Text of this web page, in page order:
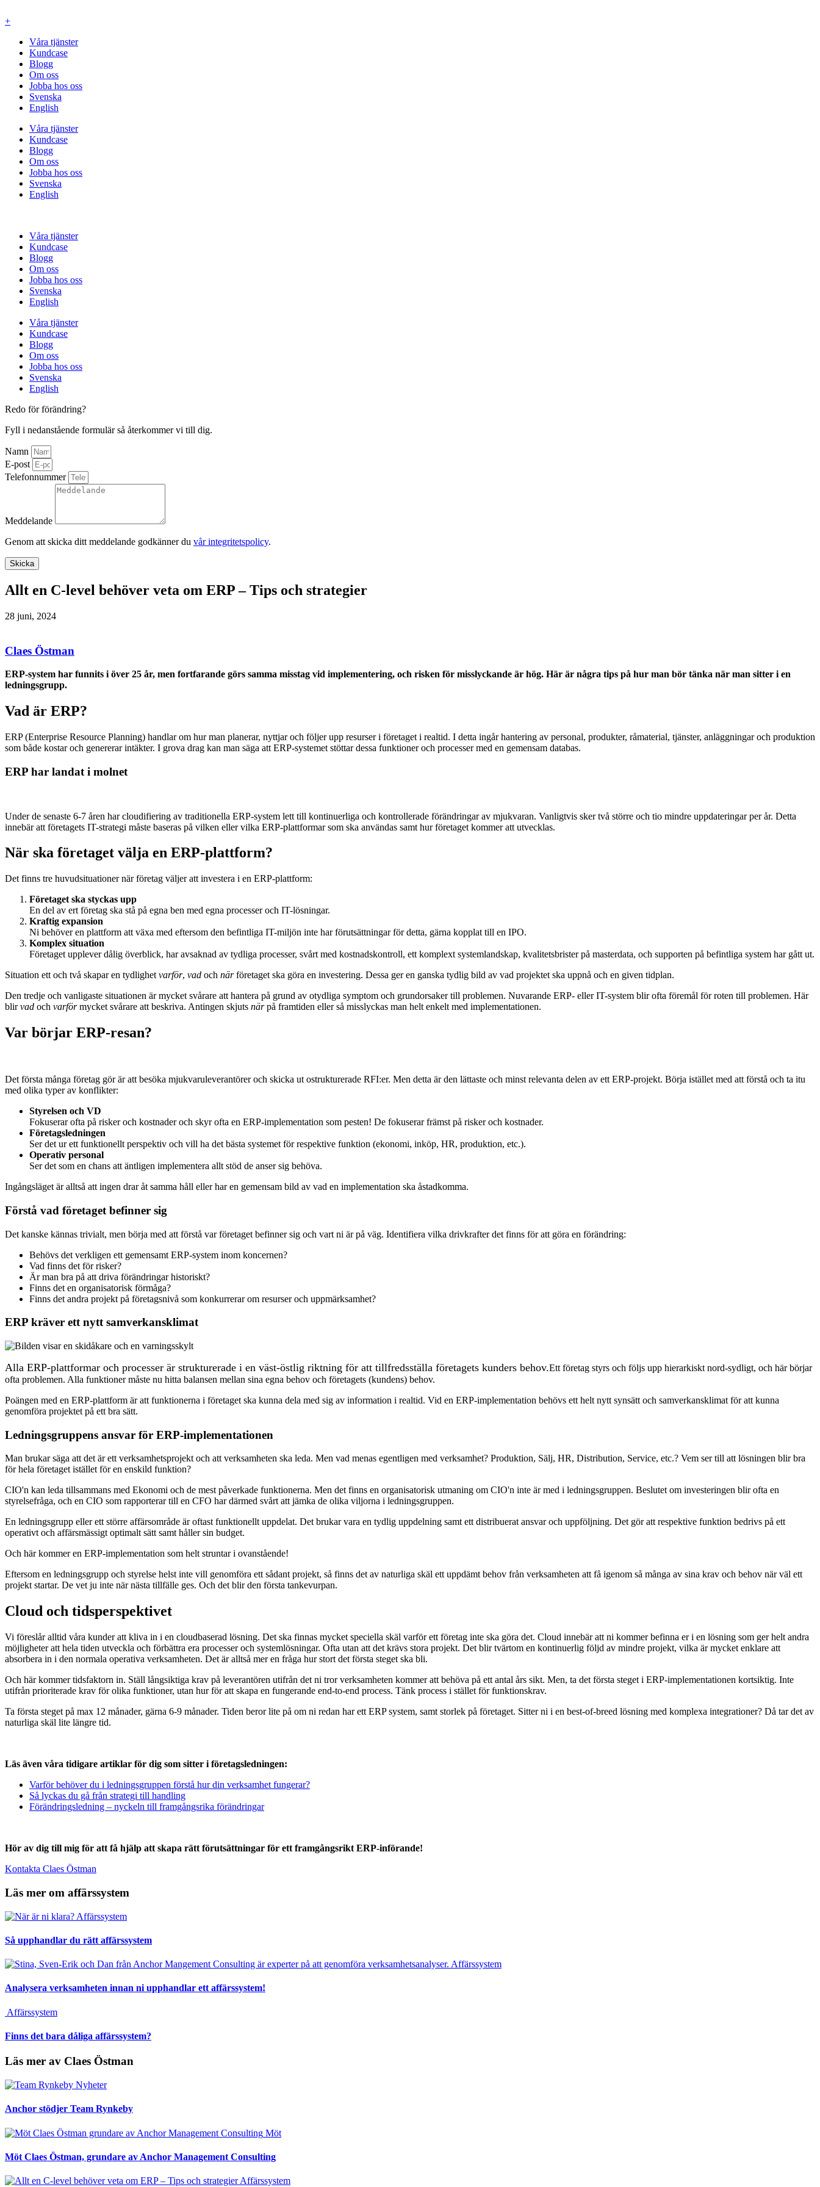
till
+
Våra tjänster
Kundcase
Blogg
Om oss
Jobba hos oss
Svenska
English
Våra tjänster
Kundcase
Blogg
Om oss
Jobba hos oss
Svenska
English
Våra tjänster
Kundcase
Blogg
Om oss
Jobba hos oss
Svenska
English
Våra tjänster
Kundcase
Blogg
Om oss
Jobba hos oss
Svenska
English
Redo för förändring?
Fyll i nedanstående formulär så återkommer vi till dig.
Namn
E-post
Telefonnummer
Meddelande
Genom att skicka ditt meddelande godkänner du vår integritetspolicy.
Skicka
Allt en C-level behöver veta om ERP – Tips och strategier
28 juni, 2024
Claes Östman
ERP-system har funnits i över 25 år, men fortfarande görs samma misstag vid implementering, och risken för misslyckande är hög. Här är några tips på hur man bör tänka när man sitter i en
ledningsgrupp.
Vad är ERP?
ERP (Enterprise Resource Planning) handlar om hur man planerar, nyttjar och följer upp resurser i företaget i realtid. I detta ingår hantering av personal, produkter, råmaterial, tjänster, anläggningar och produktion
som både kostar och genererar intäkter. I grova drag kan man säga att ERP-systemet stöttar dessa funktioner och processer med en gemensam databas.
ERP har landat i molnet
Under de senaste 6-7 åren har cloudifiering av traditionella ERP-system lett till kontinuerliga och kontrollerade förändringar av mjukvaran. Vanligtvis sker två större och tio mindre uppdateringar per år. Detta
innebär att företagets IT-strategi måste baseras på vilken eller vilka ERP-plattformar som ska användas samt hur företaget kommer att utvecklas.
När ska företaget välja en ERP-plattform?
Det finns tre huvudsituationer när företag väljer att investera i en ERP-plattform:
Företaget ska styckas upp
En del av ert företag ska stå på egna ben med egna processer och IT-lösningar.
Kraftig expansion
Ni behöver en plattform att växa med eftersom den befintliga IT-miljön inte har förutsättningar för detta, gärna kopplat till en IPO.
Komplex situation
Företaget upplever dålig överblick, har avsaknad av tydliga processer, svårt med kostnadskontroll, ett komplext systemlandskap, kvalitetsbrister på masterdata, och supporten på befintliga system har gått ut.
Situation ett och två skapar en tydlighet varför, vad och närföretaget ska göra en investering. Dessa ger en ganska tydlig bild av vad projektet ska uppnå och en given tidplan.
Den tredje och vanligaste situationen är mycket svårare att hantera på grund av otydliga symptom och grundorsaker till problemen. Nuvarande ERP- eller IT-system blir ofta föremål för roten till problemen. Här
blirvad och varförmycket svårare att beskriva. Antingen skjuts närpå framtiden eller så misslyckas man helt enkelt med implementationen.
Var börjar ERP-resan?
Det första många företag gör är att besöka mjukvaruleverantörer och skicka ut ostrukturerade RFI:er. Men detta är den lättaste och minst relevanta delen av ett ERP-projekt. Börja istället med att förstå och ta itu
med olika typer av konflikter:
Styrelsen och VD
Fokuserar ofta på risker och kostnader och skyr ofta en ERP-implementation som pesten! De fokuserar främst på risker och kostnader.
Företagsledningen
Ser det ur ett funktionellt perspektiv och vill ha det bästa systemet för respektive funktion (ekonomi, inköp, HR, produktion, etc.).
Operativ personal
Ser det som en chans att äntligen implementera allt stöd de anser sig behöva.
Ingångsläget är alltså att ingen drar åt samma håll eller har en gemensam bild av vad en implementation ska åstadkomma.
Förstå vad företaget befinner sig
Det kanske kännas trivialt, men börja med att förstå var företaget befinner sig och vart ni är på väg. Identifiera vilka drivkrafter det finns för att göra en förändring:
Behövs det verkligen ett gemensamt ERP-system inom koncernen?
Vad finns det för risker?
Är man bra på att driva förändringar historiskt?
Finns det en organisatorisk förmåga?
Finns det andra projekt på företagsnivå som konkurrerar om resurser och uppmärksamhet?
ERP kräver ett nytt samverkansklimat
Alla ERP-plattformar och processer är strukturerade i en väst-östlig riktning för att tillfredsställa företagets kunders behov.Ett företag styrs och följs upp hierarkiskt nord-sydligt, och här börjar
ofta problemen. Alla funktioner måste nu hitta balansen mellan sina egna behov och företagets (kundens) behov.
Poängen med en ERP-plattform är att funktionerna i företaget ska kunna dela med sig av information i realtid. Vid en ERP-implementation behövs ett helt nytt synsätt och samverkansklimat för att kunna
genomföra projektet på ett bra sätt.
Ledningsgruppens ansvar för ERP-implementationen
Man brukar säga att det är ett verksamhetsprojekt och att verksamheten ska leda. Men vad menas egentligen med verksamhet? Produktion, Sälj, HR, Distribution, Service, etc.? Vem ser till att lösningen blir bra
för hela företaget istället för en enskild funktion?
CIO'n kan leda tillsammans med Ekonomi och de mest påverkade funktionerna. Men det finns en organisatorisk utmaning om CIO'n inte är med i ledningsgruppen. Beslutet om investeringen blir ofta en
styrelsefråga, och en CIO som rapporterar till en CFO har därmed svårt att jämka de olika viljorna i ledningsgruppen.
En ledningsgrupp eller ett större affärsområde är oftast funktionellt uppdelat. Det brukar vara en tydlig uppdelning samt ett distribuerat ansvar och uppföljning. Det gör att respektive funktion bedrivs på ett
operativt och affärsmässigt optimalt sätt samt håller sin budget.
Och här kommer en ERP-implementation som helt struntar i ovanstående!
Eftersom en ledningsgrupp och styrelse helst inte vill genomföra ett sådant projekt, så finns det av naturliga skäl ett uppdämt behov från verksamheten att få igenom så många av sina krav och behov när väl ett
projekt startar. De vet ju inte när nästa tillfälle ges. Och det blir den första tankevurpan.
Cloud och tidsperspektivet
Vi föreslår alltid våra kunder att kliva in i en cloudbaserad lösning. Det ska finnas mycket speciella skäl varför ett företag inte ska göra det. Cloud innebär att ni kommer befinna er i en lösning som ger helt andra
möjligheter att hela tiden utveckla och förbättra era processer och systemlösningar. Ofta utan att det krävs stora projekt. Det blir tvärtom en kontinuerlig följd av mindre projekt, vilka är mycket enklare att
absorbera in i den normala operativa verksamheten. Det är alltså mer en fråga hur stort det första steget ska bli.
Och här kommer tidsfaktorn in. Ställ långsiktiga krav på leverantören utifrån det ni tror verksamheten kommer att behöva på ett antal års sikt. Men, ta det första steget i ERP-implementationen kortsiktig. Inte
utifrån prioriterade krav för olika funktioner, utan hur för att skapa en fungerande end-to-end process. Tänk process i stället för funktionskrav.
Ta första steget på max 12 månader, gärna 6-9 månader. Tiden beror lite på om ni redan har ett ERP system, samt storlek på företaget. Sitter ni i en best-of-breed lösning med komplexa integrationer? Då tar det av
naturliga skäl lite längre tid.
Läs även våra tidigare artiklar för dig som sitter i företagsledningen:
Varför behöver du i ledningsgruppen förstå hur din verksamhet fungerar?
Så lyckas du gå från strategi till handling
Förändringsledning – nyckeln till framgångsrika förändringar
Hör av dig till mig för att få hjälp att skapa rätt förutsättningar för ett framgångsrikt ERP-införande!
Kontakta Claes Östman
Läs mer om affärssystem
Affärssystem
Så upphandlar du rätt affärssystem
Affärssystem
Analysera verksamheten innan ni upphandlar ett affärssystem!
Affärssystem
Finns det bara dåliga affärssystem?
Läs mer av Claes Östman
Nyheter
Anchor stödjer Team Rynkeby
Möt
Möt Claes Östman, grundare av Anchor Management Consulting
Affärssystem